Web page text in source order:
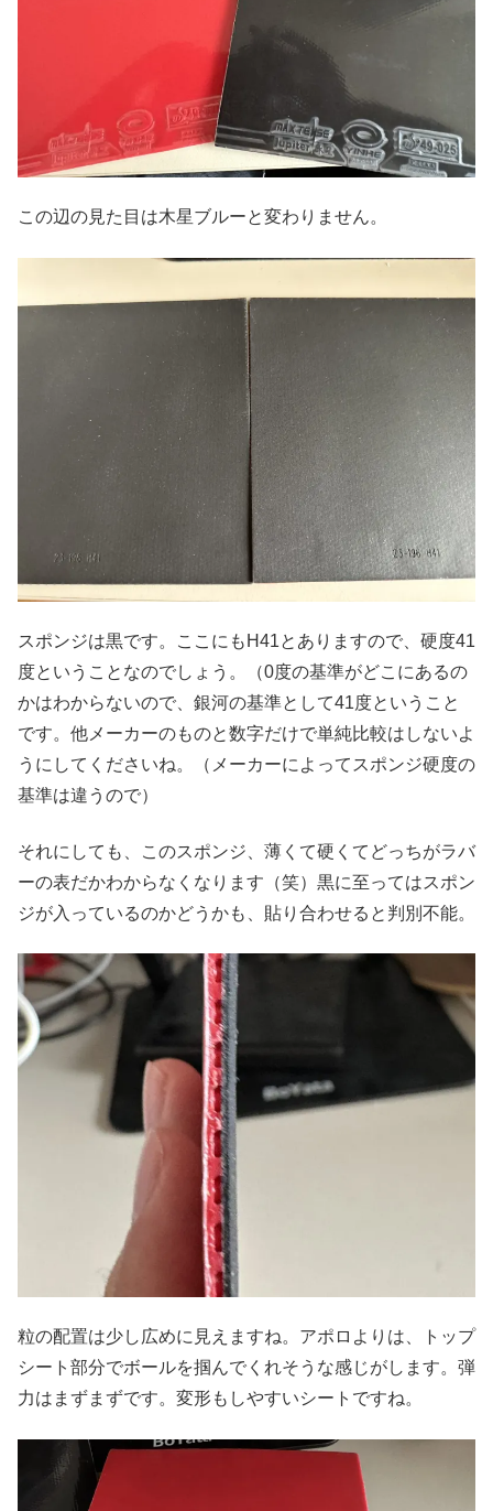
この辺の見た目は木星ブルーと変わりません。
スポンジは黒です。ここにもH41とありますので、硬度41
度ということなのでしょう。（0度の基準がどこにあるの
かはわからないので、銀河の基準として41度ということ
です。他メーカーのものと数字だけで単純比較はしないよ
うにしてくださいね。（メーカーによってスポンジ硬度の
基準は違うので）
それにしても、このスポンジ、薄くて硬くてどっちがラバ
ーの表だかわからなくなります（笑）黒に至ってはスポン
ジが入っているのかどうかも、貼り合わせると判別不能。
粒の配置は少し広めに見えますね。アポロよりは、トップ
シート部分でボールを掴んでくれそうな感じがします。弾
力はまずまずです。変形もしやすいシートですね。